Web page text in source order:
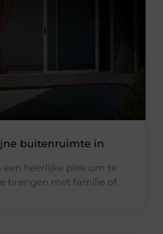
buitenruimte in
heerlijke plek om te
brengen met familie of